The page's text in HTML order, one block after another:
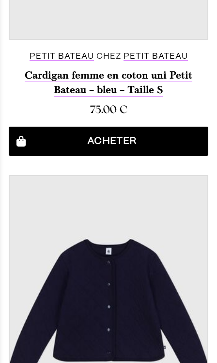
PETIT BATEAU CHEZ PETIT BATEAU
Cardigan femme en coton uni Petit
Bateau – bleu – Taille S
75.00 €
ACHETER